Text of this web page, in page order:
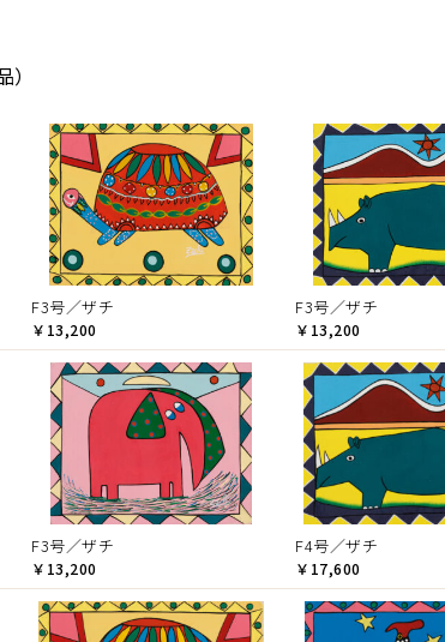
F3号／ザチ
￥13,200
F3号／ザチ
￥13,200
F3号／ザチ
￥13,200
F4号／ザチ
￥17,600